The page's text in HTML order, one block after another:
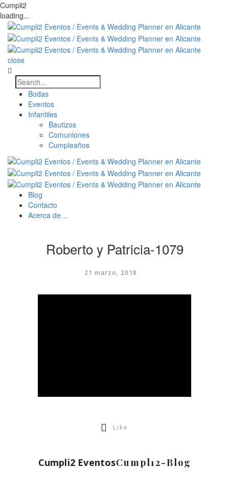
Cumpli2
loading...
close
Bodas
Eventos
Infantiles
Bautizos
Comuniones
Cumpleaños
Blog
Contacto
Acerca de…
Roberto y Patricia-1079
21 marzo, 2018
Like
Cumpli2 EventosCumpl12-Blog